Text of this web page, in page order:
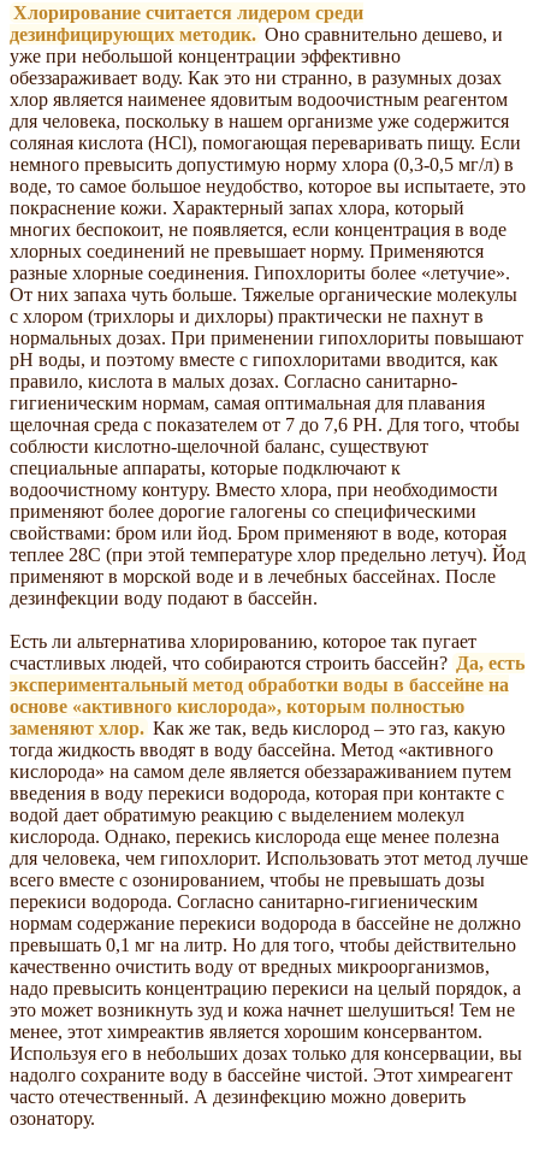
Хлорирование считается лидером среди
дезинфицирующих методик. Оно сравнительно дешево, и
уже при небольшой концентрации эффективно
обеззараживает воду. Как это ни странно, в разумных дозах
хлор является наименее ядовитым водоочистным реагентом
для человека, поскольку в нашем организме уже содержится
соляная кислота (HCl), помогающая переваривать пищу. Если
немного превысить допустимую норму хлора (0,3-0,5 мг/л) в
воде, то самое большое неудобство, которое вы испытаете, это
покраснение кожи. Характерный запах хлора, который
многих беспокоит, не появляется, если концентрация в воде
хлорных соединений не превышает норму. Применяются
разные хлорные соединения. Гипохлориты более «летучие».
От них запаха чуть больше. Тяжелые органические молекулы
с хлором (трихлоры и дихлоры) практически не пахнут в
нормальных дозах. При применении гипохлориты повышают
рН воды, и поэтому вместе с гипохлоритами вводится, как
правило, кислота в малых дозах. Согласно санитарно-
гигиеническим нормам, самая оптимальная для плавания
щелочная среда с показателем от 7 до 7,6 PH. Для того, чтобы
соблюсти кислотно-щелочной баланс, существуют
специальные аппараты, которые подключают к
водоочистному контуру. Вместо хлора, при необходимости
применяют более дорогие галогены со специфическими
свойствами: бром или йод. Бром применяют в воде, которая
теплее 28С (при этой температуре хлор предельно летуч). Йод
применяют в морской воде и в лечебных бассейнах. После
дезинфекции воду подают в бассейн.
Есть ли альтернатива хлорированию, которое так пугает
счастливых людей, что собираются строить бассейн? Да, есть
экспериментальный метод обработки воды в бассейне на
основе «активного кислорода», которым полностью
заменяют хлор. Как же так, ведь кислород – это газ, какую
тогда жидкость вводят в воду бассейна. Метод «активного
кислорода» на самом деле является обеззараживанием путем
введения в воду перекиси водорода, которая при контакте с
водой дает обратимую реакцию с выделением молекул
кислорода. Однако, перекись кислорода еще менее полезна
для человека, чем гипохлорит. Использовать этот метод лучше
всего вместе с озонированием, чтобы не превышать дозы
перекиси водорода. Согласно санитарно-гигиеническим
нормам содержание перекиси водорода в бассейне не должно
превышать 0,1 мг на литр. Но для того, чтобы действительно
качественно очистить воду от вредных микроорганизмов,
надо превысить концентрацию перекиси на целый порядок, а
это может возникнуть зуд и кожа начнет шелушиться! Тем не
менее, этот химреактив является хорошим консервантом.
Используя его в небольших дозах только для консервации, вы
надолго сохраните воду в бассейне чистой. Этот химреагент
часто отечественный. А дезинфекцию можно доверить
озонатору.